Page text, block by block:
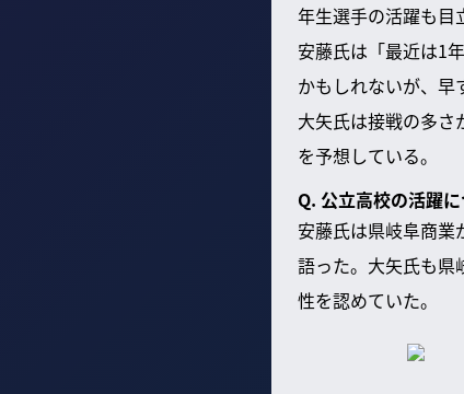
年生選手の活躍も目
安藤氏は「最近は1
かもしれないが、早
大矢氏は接戦の多さ
を予想している。
Q. 公立高校の活躍
安藤氏は県岐阜商業
語った。大矢氏も県
性を認めていた。